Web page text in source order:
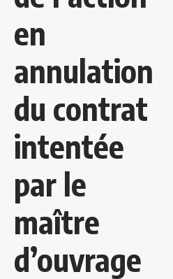
en
annulation
du contrat
intentée
par le
maître
d’ouvrage